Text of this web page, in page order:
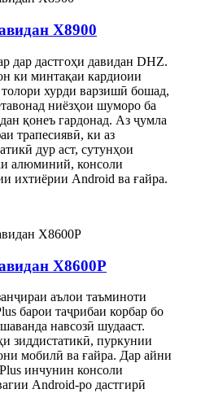
X8900
дар дастгоҳи давидан DHZ.
ки минтақаи кардиоии
хурди варзишӣ бошад,
ниёзҳои шуморо ба
қонеъ гардонад. Аз ҷумла
трапесиявӣ, ки аз
дур аст, сутунҳои
алюминий, консоли
ихтиёрии Android ва ғайра.
X8600P
аълои таъминоти
барои таҷрибаи корбар бо
навсозӣ шудааст.
зиддистатикӣ, пуркунии
мобилӣ ва ғайра. Дар айни
инчунин консоли
Android-ро дастгирӣ